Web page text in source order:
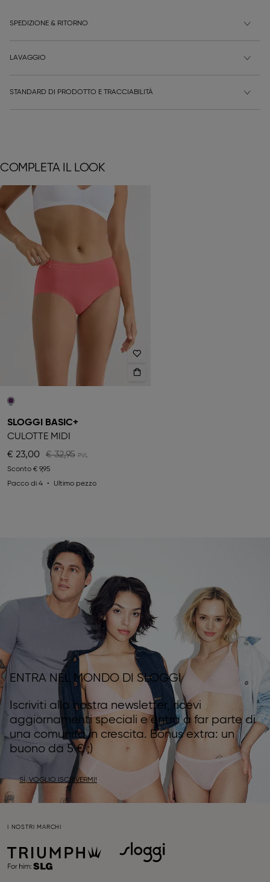
SPEDIZIONE & RITORNO
LAVAGGIO
STANDARD DI PRODOTTO E TRACCIABILITÀ
COMPLETA IL LOOK
SLOGGI BASIC+
CULOTTE MIDI
€ 23,00
€ 32,95
Sconto € 9,95
Pacco di 4
Ultimo pezzo
ENTRA NEL MONDO DI SLOGGI
Iscriviti alla nostra newsletter, ricevi
aggiornamenti speciali e entra a far parte di
una comunità in crescita. Bonus extra: un
buono da 5 € ;)
SÌ, VOGLIO ISCRIVERMI!
I NOSTRI MARCHI